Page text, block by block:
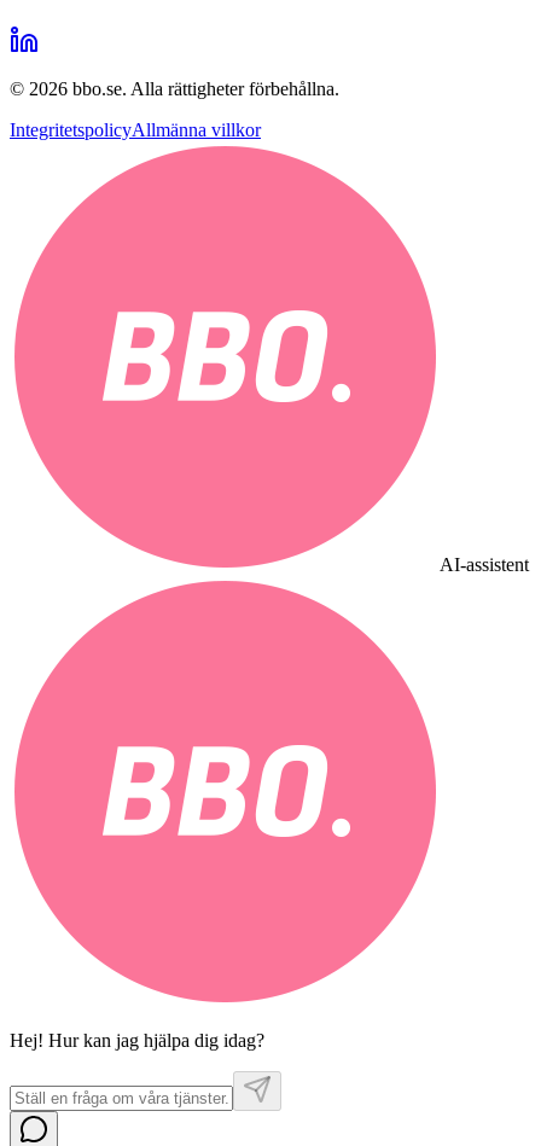
© 2026 bbo.se. Alla rättigheter förbehållna.
IntegritetspolicyAllmänna villkor
AI-assistent
Hej! Hur kan jag hjälpa dig idag?